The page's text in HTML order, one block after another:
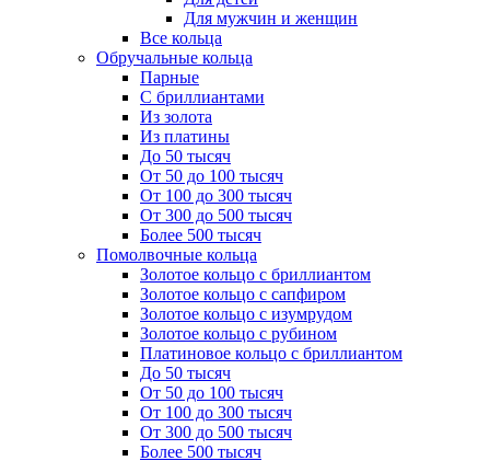
Для мужчин и женщин
Все кольца
Обручальные кольца
Парные
С бриллиантами
Из золота
Из платины
До 50 тысяч
От 50 до 100 тысяч
От 100 до 300 тысяч
От 300 до 500 тысяч
Более 500 тысяч
Помолвочные кольца
Золотое кольцо с бриллиантом
Золотое кольцо с сапфиром
Золотое кольцо с изумрудом
Золотое кольцо с рубином
Платиновое кольцо с бриллиантом
До 50 тысяч
От 50 до 100 тысяч
От 100 до 300 тысяч
От 300 до 500 тысяч
Более 500 тысяч